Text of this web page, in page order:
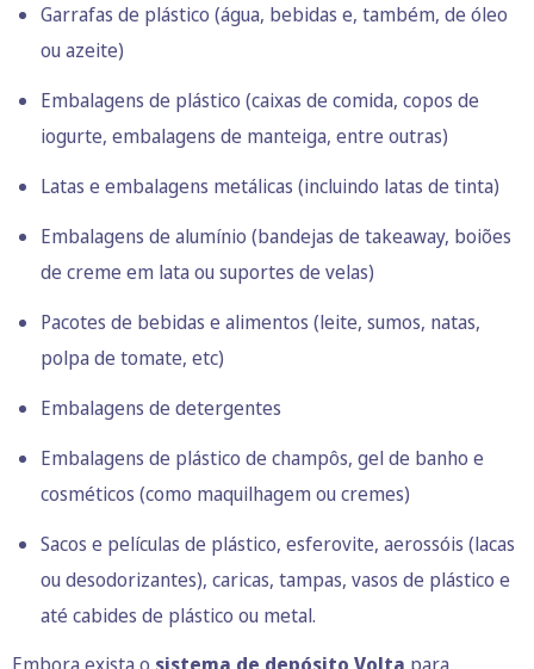
Garrafas de plástico (água, bebidas e, também, de óleo
ou azeite)
Embalagens de plástico (caixas de comida, copos de
iogurte, embalagens de manteiga, entre outras)
Latas e embalagens metálicas (incluindo latas de tinta)
Embalagens de alumínio (bandejas de takeaway, boiões
de creme em lata ou suportes de velas)
Pacotes de bebidas e alimentos (leite, sumos, natas,
polpa de tomate, etc)
Embalagens de detergentes
Embalagens de plástico de champôs, gel de banho e
cosméticos (como maquilhagem ou cremes)
Sacos e películas de plástico, esferovite, aerossóis (lacas
ou desodorizantes), caricas, tampas, vasos de plástico e
até cabides de plástico ou metal.